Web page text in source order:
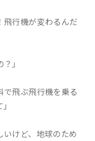
飛行機が変わるんだ
」
で飛ぶ飛行機を乗る
いけど、地球のため